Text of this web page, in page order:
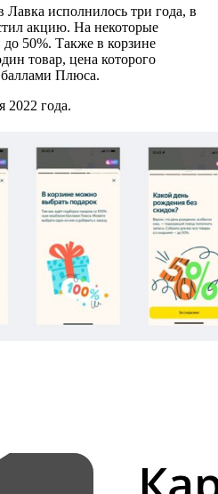
Лавка исполнилось три года, в
акцию. На некоторые
50%. Также в корзине
товар, цена которого
баллами Плюса.
2022 года.